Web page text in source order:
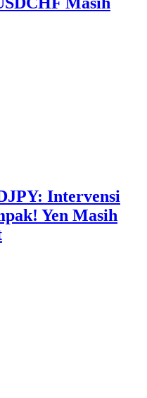
Intervensi
Yen Masih